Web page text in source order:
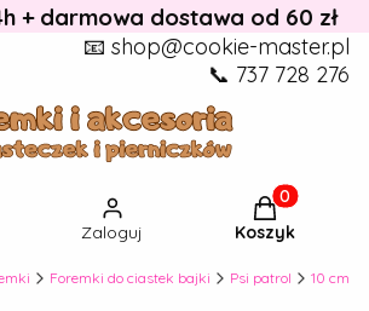
+ darmowa dostawa od 60 zł
📧 shop@cookie-master.pl
📞 737 728 276
wyszukiwarkę
Zaloguj
Produkty w
Koszyk
Foremki do ciastek bajki Psi patrol 10 cm